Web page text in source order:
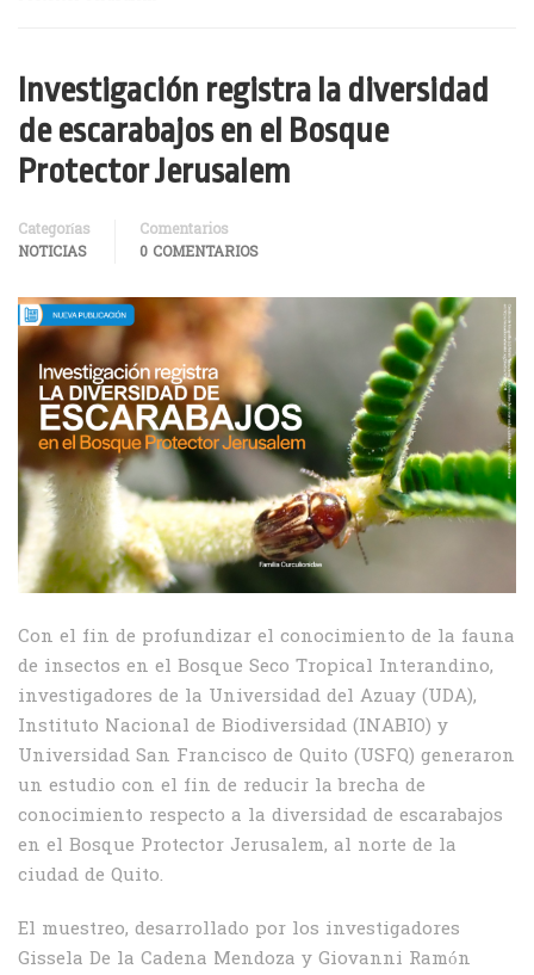
Investigación registra la diversidad
de escarabajos en el Bosque
Protector Jerusalem
Categorías
NOTICIAS
Comentarios
0 COMENTARIOS
Con el fin de profundizar el conocimiento de la fauna
de insectos en el Bosque Seco Tropical Interandino,
investigadores de la Universidad del Azuay (UDA),
Instituto Nacional de Biodiversidad (INABIO) y
Universidad San Francisco de Quito (USFQ) generaron
un estudio con el fin de reducir la brecha de
conocimiento respecto a la diversidad de escarabajos
en el Bosque Protector Jerusalem, al norte de la
ciudad de Quito.
El muestreo, desarrollado por los investigadores
Gissela De la Cadena Mendoza y Giovanni Ramón